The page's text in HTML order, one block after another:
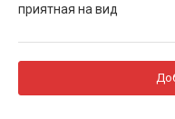
приятная на вид